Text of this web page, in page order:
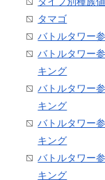
タマゴ
バトルタワー
バトルタワー
キング
バトルタワー
キング
バトルタワー
キング
バトルタワー
キング